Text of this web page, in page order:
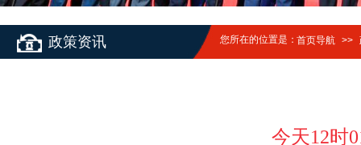
政策资讯 您所在的位置是：首页导航 >>
今天12时